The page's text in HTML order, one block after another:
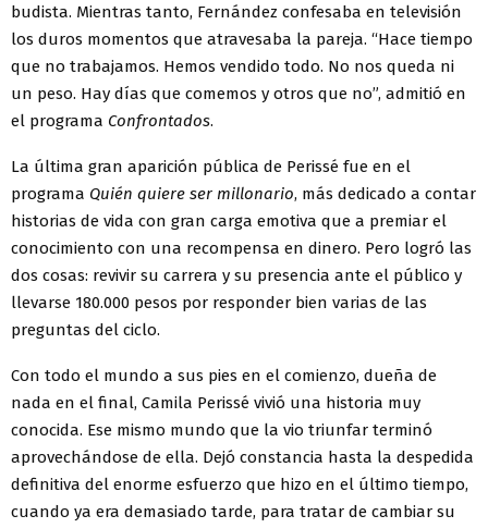
budista. Mientras tanto, Fernández confesaba en televisión
los duros momentos que atravesaba la pareja. “Hace tiempo
que no trabajamos. Hemos vendido todo. No nos queda ni
un peso. Hay días que comemos y otros que no”, admitió en
el programa Confrontados.
La última gran aparición pública de Perissé fue en el
programa Quién quiere ser millonario, más dedicado a contar
historias de vida con gran carga emotiva que a premiar el
conocimiento con una recompensa en dinero. Pero logró las
dos cosas: revivir su carrera y su presencia ante el público y
llevarse 180.000 pesos por responder bien varias de las
preguntas del ciclo.
Con todo el mundo a sus pies en el comienzo, dueña de
nada en el final, Camila Perissé vivió una historia muy
conocida. Ese mismo mundo que la vio triunfar terminó
aprovechándose de ella. Dejó constancia hasta la despedida
definitiva del enorme esfuerzo que hizo en el último tiempo,
cuando ya era demasiado tarde, para tratar de cambiar su